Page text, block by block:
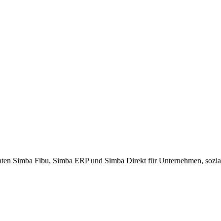
Simba Fibu, Simba ERP und Simba Direkt für Unternehmen,